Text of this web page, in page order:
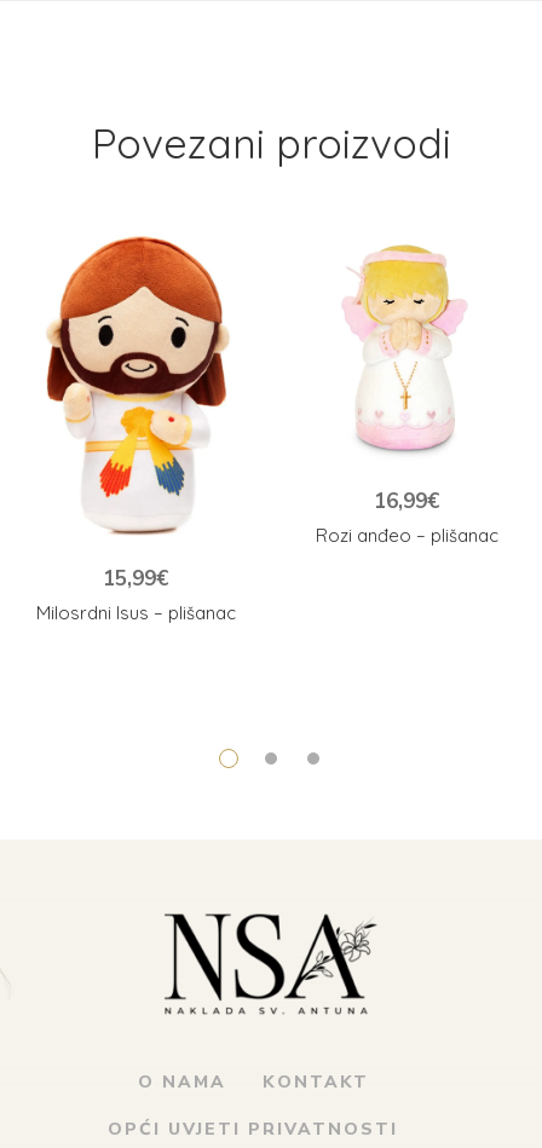
Povezani proizvodi
Milosrdni Isus – plišanac
15,99€
Rozi anđeo – plišanac
16,99€
O NAMA KONTAKT
OPĆI UVJETI PRIVATNOSTI